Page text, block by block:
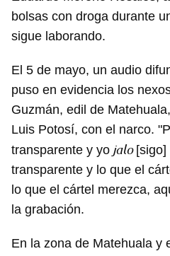
bolsas con droga durante
sigue laborando.
El 5 de mayo, un audio
puso en evidencia los
Guzmán, edil de
Luis Potosí, con el narco.
transparente y yo jalo [sigo]
transparente y lo que el
lo que el cártel merezca,
la grabación.
En la zona de Matehuala y